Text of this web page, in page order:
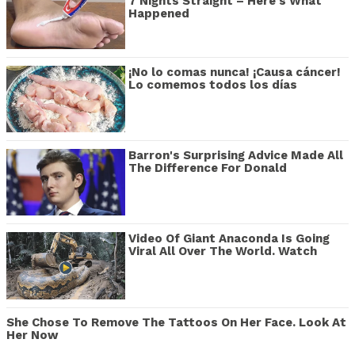
Happened
¡No lo comas nunca! ¡Causa cáncer!
Lo comemos todos los días
Barron's Surprising Advice Made All
The Difference For Donald
Video Of Giant Anaconda Is Going
Viral All Over The World. Watch
She Chose To Remove The Tattoos On Her Face. Look At
Her Now